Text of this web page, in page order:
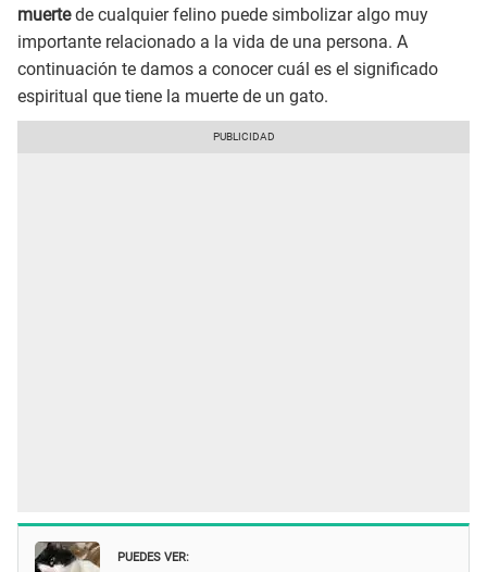
muertede cualquier felino puede simbolizar algo muy
importante relacionado a la vida de una persona. A
continuación te damos a conocer cuál es el significado
espiritual que tiene la muerte de un gato.
PUEDES VER: